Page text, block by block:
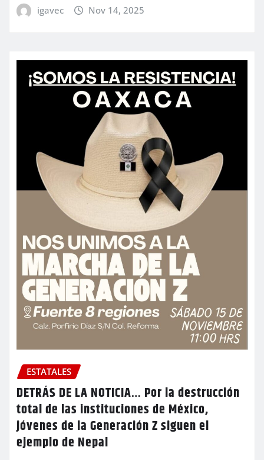
igavec Nov 14, 2025
ESTATALES
DETRÁS DE LA NOTICIA… Por la destrucción
total de las instituciones de México,
jóvenes de la Generación Z siguen el
ejemplo de Nepal